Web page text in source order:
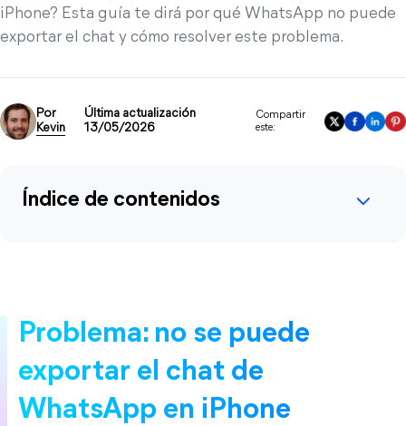
iPhone? Esta guía te dirá por qué WhatsApp no puede
exportar el chat y cómo resolver este problema.
Por
Kevin
Última actualización
13/05/2026
Compartir
este:
Índice de contenidos
Problema: no se puede
exportar el chat de
WhatsApp en iPhone